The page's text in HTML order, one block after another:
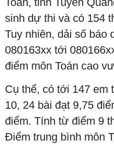
sinh dự thi và có 154
Tuy nhiên, dải số báo
080163xx tới
điểm môn Toán cao
Cụ thể, có tới 147 em
10, 24 bài đạt 9,75
điểm. Tính từ điểm 9
Điểm trung bình môn